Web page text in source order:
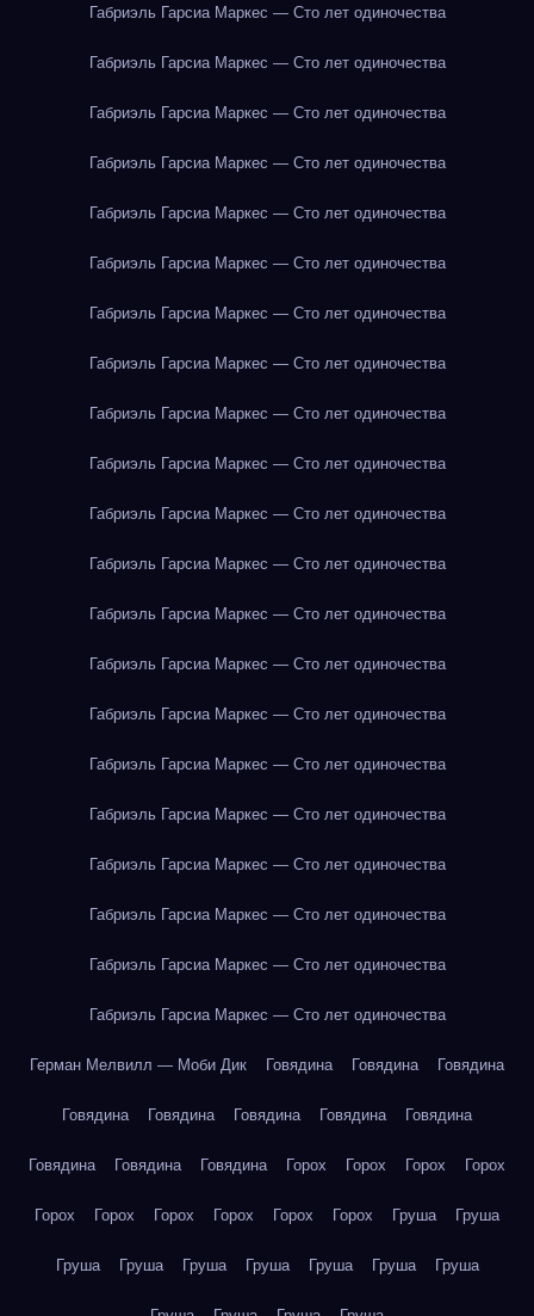
Габриэль Гарсиа Маркес — Сто лет одиночества
Габриэль Гарсиа Маркес — Сто лет одиночества
Габриэль Гарсиа Маркес — Сто лет одиночества
Габриэль Гарсиа Маркес — Сто лет одиночества
Габриэль Гарсиа Маркес — Сто лет одиночества
Габриэль Гарсиа Маркес — Сто лет одиночества
Габриэль Гарсиа Маркес — Сто лет одиночества
Габриэль Гарсиа Маркес — Сто лет одиночества
Габриэль Гарсиа Маркес — Сто лет одиночества
Габриэль Гарсиа Маркес — Сто лет одиночества
Габриэль Гарсиа Маркес — Сто лет одиночества
Габриэль Гарсиа Маркес — Сто лет одиночества
Габриэль Гарсиа Маркес — Сто лет одиночества
Габриэль Гарсиа Маркес — Сто лет одиночества
Габриэль Гарсиа Маркес — Сто лет одиночества
Габриэль Гарсиа Маркес — Сто лет одиночества
Габриэль Гарсиа Маркес — Сто лет одиночества
Габриэль Гарсиа Маркес — Сто лет одиночества
Габриэль Гарсиа Маркес — Сто лет одиночества
Габриэль Гарсиа Маркес — Сто лет одиночества
Габриэль Гарсиа Маркес — Сто лет одиночества
Герман Мелвилл — Моби Дик Говядина Говядина Говядина
Говядина Говядина Говядина Говядина Говядина
Говядина Говядина Говядина Горох Горох Горох Горох
Горох Горох Горох Горох Горох Горох Груша Груша
Груша Груша Груша Груша Груша Груша Груша